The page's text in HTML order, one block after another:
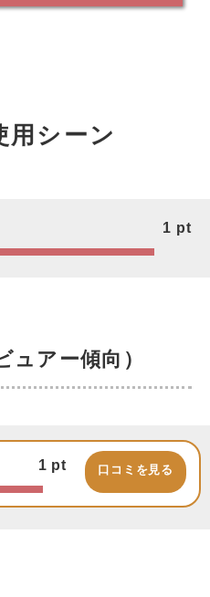
用シーン
1 pt
ュアー傾向）
1 pt 口コミを見る